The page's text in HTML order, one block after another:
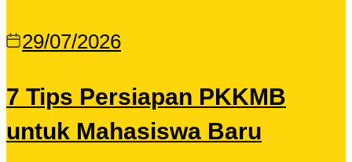
29/07/2026
7 Tips Persiapan PKKMB
untuk Mahasiswa Baru